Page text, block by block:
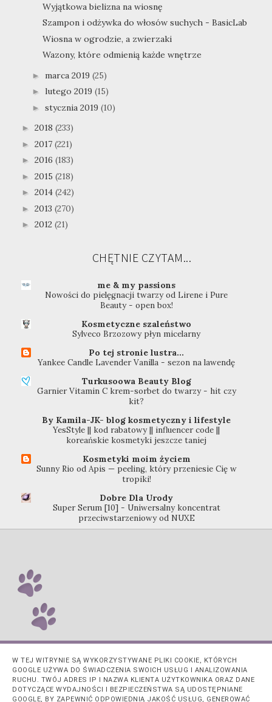
Wyjątkowa bielizna na wiosnę
Szampon i odżywka do włosów suchych - BasicLab
Wiosna w ogrodzie, a zwierzaki
Wazony, które odmienią każde wnętrze
► marca 2019 (25)
► lutego 2019 (15)
► stycznia 2019 (10)
► 2018 (233)
► 2017 (221)
► 2016 (183)
► 2015 (218)
► 2014 (242)
► 2013 (270)
► 2012 (21)
CHĘTNIE CZYTAM...
me & my passions
Nowości do pielęgnacji twarzy od Lirene i Pure
Beauty - open box!
Kosmetyczne szaleństwo
Sylveco Brzozowy płyn micelarny
Po tej stronie lustra...
Yankee Candle Lavender Vanilla - sezon na lawendę
Turkusoowa Beauty Blog
Garnier Vitamin C krem-sorbet do twarzy - hit czy
kit?
By Kamila-JK- blog kosmetyczny i lifestyle
YesStyle || kod rabatowy || influencer code ||
koreańskie kosmetyki jeszcze taniej
Kosmetyki moim życiem
Sunny Rio od Apis — peeling, który przeniesie Cię w
tropiki!
Dobre Dla Urody
Super Serum [10] - Uniwersalny koncentrat
przeciwstarzeniowy od NUXE
W TEJ WITRYNIE SĄ WYKORZYSTYWANE PLIKI COOKIE, KTÓRYCH
GOOGLE UŻYWA DO ŚWIADCZENIA SWOICH USŁUG I ANALIZOWANIA
RUCHU. TWÓJ ADRES IP I NAZWA KLIENTA UŻYTKOWNIKA ORAZ DANE
DOTYCZĄCE WYDAJNOŚCI I BEZPIECZEŃSTWA SĄ UDOSTĘPNIANE
GOOGLE, BY ZAPEWNIĆ ODPOWIEDNIĄ JAKOŚĆ USŁUG, GENEROWAĆ